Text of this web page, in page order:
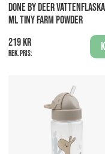
DONE BY DEER
ML TINY FARM POWDER
219 kr
Rek. pris: